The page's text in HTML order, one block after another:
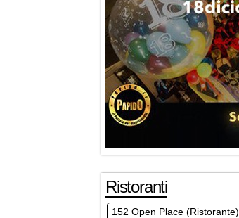
Ristoranti
152 Open Place (Ristorante)